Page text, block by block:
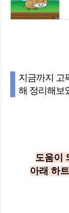
지금까지 고
해 정리해보
도움
아래 하